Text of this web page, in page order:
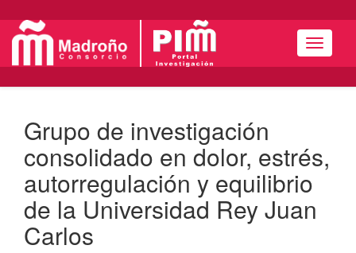
Menú
Grupo de investigación
consolidado en dolor, estrés,
autorregulación y equilibrio
de la Universidad Rey Juan
Carlos